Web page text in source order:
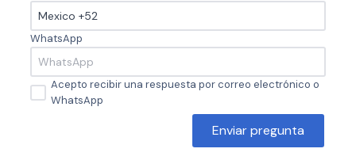
WhatsApp
Acepto recibir una respuesta por correo electrónico o
WhatsApp
Enviar pregunta